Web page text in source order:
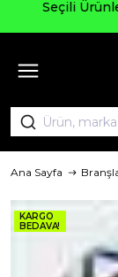
Seçili
Ana Sayfa
KARGO
BEDAVA!